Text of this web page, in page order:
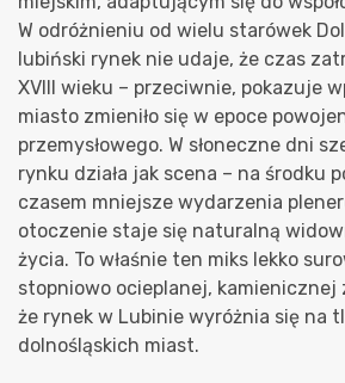
W odróżnieniu od wielu starówek
lubiński rynek nie udaje, że czas
XVIII wieku – przeciwnie, pokazuje
miasto zmieniło się w epoce
przemysłowego. W słoneczne dni
rynku działa jak scena – na środku
czasem mniejsze wydarzenia
otoczenie staje się naturalną
życia. To właśnie ten miks lekko
stopniowo ocieplanej, kamienicznej
że rynek w Lubinie wyróżnia się na
dolnośląskich miast.